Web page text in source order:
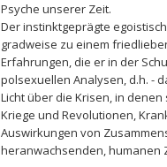
Psyche unserer Zeit.
Der instinktgeprägte
gradweise zu einem
Erfahrungen, die er in der
polsexuellen Analysen, d.h. -
Licht über die Krisen, in
Kriege und Revolutionen,
Auswirkungen von
heranwachsenden, humanen